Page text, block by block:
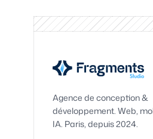
Agence de conception &
développement. Web,
IA. Paris, depuis 2024.